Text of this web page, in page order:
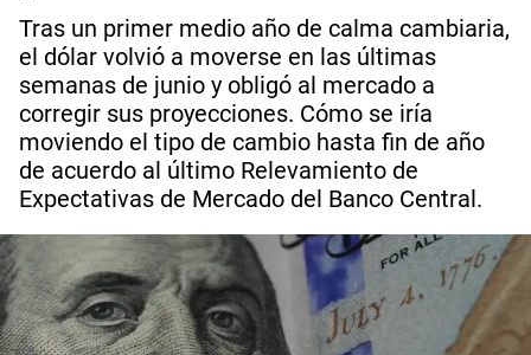
Tras un primer medio año de calma cambiaria,
el dólar volvió a moverse en las últimas
semanas de junio y obligó al mercado a
corregir sus proyecciones. Cómo se iría
moviendo el tipo de cambio hasta fin de año
de acuerdo al último Relevamiento de
Expectativas de Mercado del Banco Central.